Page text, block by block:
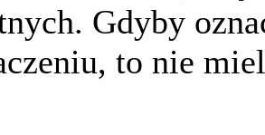
Gdyby
to nie